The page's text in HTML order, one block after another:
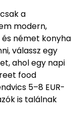
a
modern,
német konyha
válassz egy
ahol egy napi
food
5–8 EUR-
is találnak